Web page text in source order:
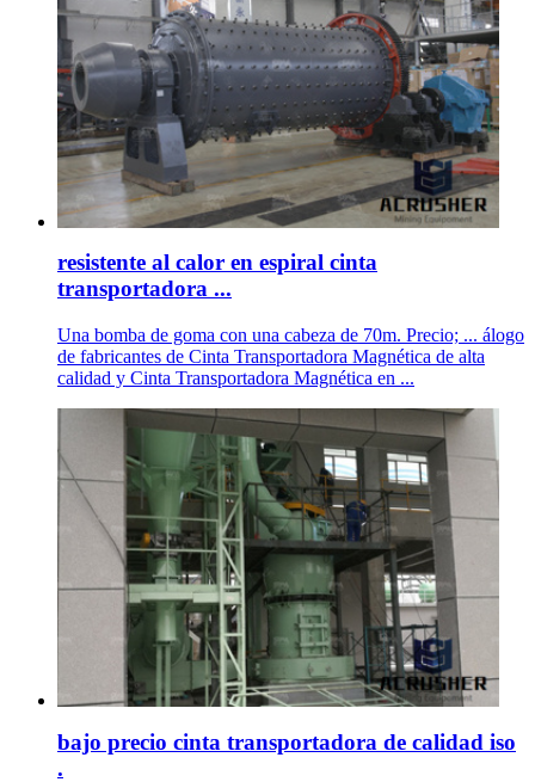
resistente al calor en espiral cinta
transportadora ...
Una bomba de goma con una cabeza de 70m. Precio; ... álogo
de fabricantes de Cinta Transportadora Magnética de alta
calidad y Cinta Transportadora Magnética en ...
bajo precio cinta transportadora de calidad iso
.